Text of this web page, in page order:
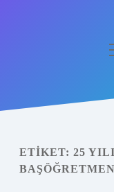
Yasal Uyarı
ETIKET: 25